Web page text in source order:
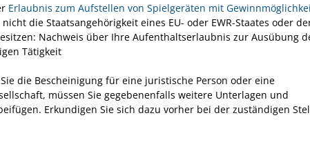
Erlaubnis zum Aufstellen von Spielgeräten mit
die Staatsangehörigkeit eines EU- oder EWR-Staates oder
Nachweis über Ihre Aufenthaltserlaubnis zur Ausübung
Tätigkeit
die Bescheinigung für eine juristische Person oder eine
müssen Sie gegebenenfalls weitere Unterlagen und
Erkundigen Sie sich dazu vorher bei der zuständigen